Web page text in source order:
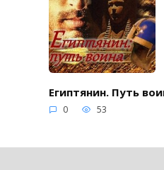
Египтянин. Путь
0 53